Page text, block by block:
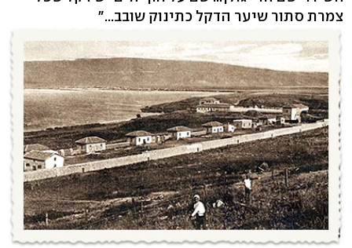
צמרת סתור שיער הדקל כתינוק שובב..."